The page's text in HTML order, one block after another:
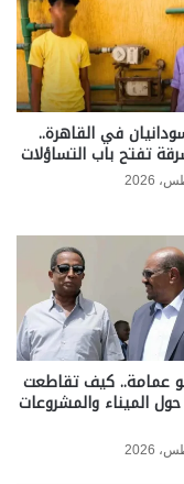
في القاهرة..
تفتح باب التساؤلات
عمامة.. كيف تقاطعت
الميناء والمشروعات